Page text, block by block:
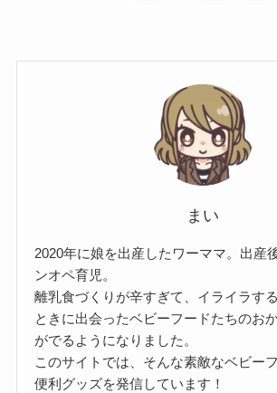
まい
2020年に娘を出産したワーママ。出産
ンオペ育児。
離乳食づくりが辛すぎて、イライラす
ときに出会ったベビーフードたちのお
がでるようになりました。
このサイトでは、そんな素敵なベビー
便利グッズを発信しています！